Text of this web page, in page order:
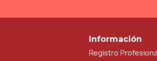
Información
Registro